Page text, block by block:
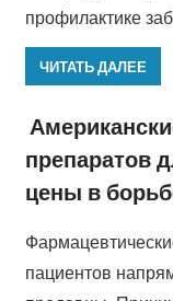
профилактике
ЧИТАТЬ ДАЛЕЕ
препаратов
цены в
пациентов